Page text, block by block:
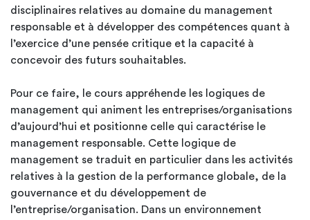
disciplinaires relatives au domaine du management
responsable et à développer des compétences quant à
l’exercice d’une pensée critique et la capacité à
concevoir des futurs souhaitables.
Pour ce faire, le cours appréhende les logiques de
management qui animent les entreprises/organisations
d’aujourd’hui et positionne celle qui caractérise le
management responsable. Cette logique de
management se traduit en particulier dans les activités
relatives à la gestion de la performance globale, de la
gouvernance et du développement de
l’entreprise/organisation. Dans un environnement